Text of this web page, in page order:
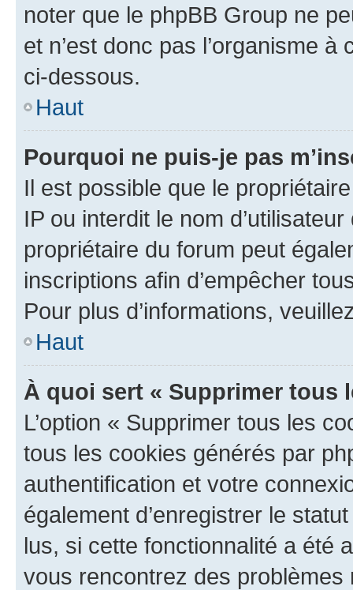
noter que le phpBB Group ne
et n’est donc pas l’organisme
ci-dessous.
Haut
Pourquoi ne puis-je pas
Il est possible que le
IP ou interdit le nom
propriétaire du forum peut
inscriptions afin d’empêcher
Pour plus d’informations,
Haut
À quoi sert « Supprimer tous
L’option « Supprimer tous les
tous les cookies générés par
authentification et votre
également d’enregistrer le
lus, si cette fonctionnalité a été
vous rencontrez des